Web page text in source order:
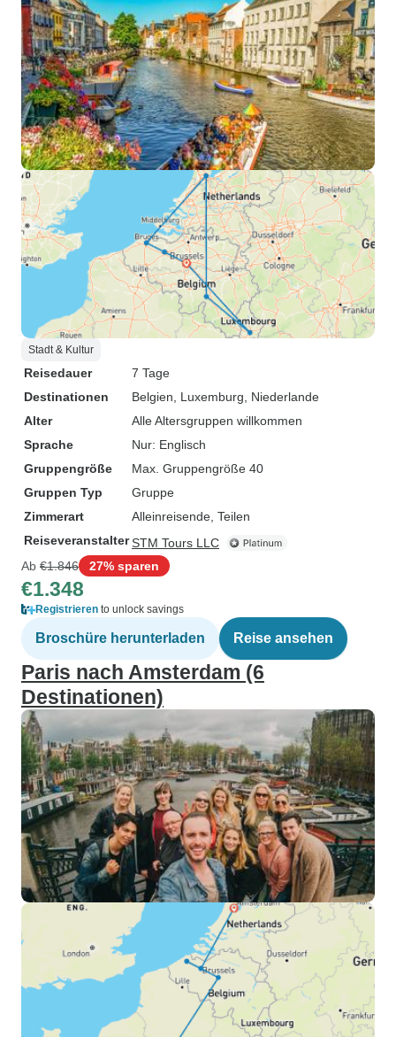
Stadt & Kultur
Reisedauer
7 Tage
Destinationen
Belgien , Luxemburg , Niederlande
Alter
Alle Altersgruppen willkommen
Sprache
Nur: Englisch
Gruppengröße
Max. Gruppengröße 40
Gruppen Typ
Gruppe
Zimmerart
Alleinreisende, Teilen
ReiseveranstalterSTM Tours LLC
Ab €1.846 27% sparen
€1.348
Registrieren to unlock savings
Broschüre herunterladen Reise ansehen
Paris nach Amsterdam (6
Destinationen)